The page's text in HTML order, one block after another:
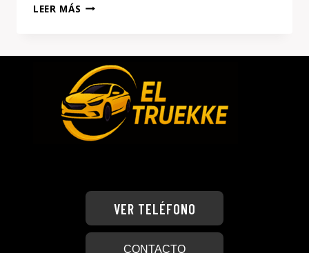
LEER MÁS RESERVADO
KYRON
2.0
XDI
141CV
|
188.000
CON
REDUCTORAVER TELÉFONO
CONTACTO